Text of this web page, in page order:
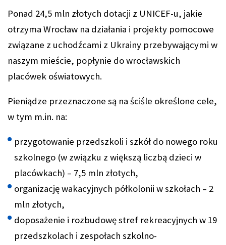
Ponad 24,5 mln złotych dotacji z UNICEF-u, jakie
otrzyma Wrocław na działania i projekty pomocowe
związane z uchodźcami z Ukrainy przebywającymi w
naszym mieście, popłynie do wrocławskich
placówek oświatowych.
Pieniądze przeznaczone są na ściśle określone cele,
w tym m.in. na:
przygotowanie przedszkoli i szkół do nowego roku
szkolnego (w związku z większą liczbą dzieci w
placówkach) – 7,5 mln złotych,
organizację wakacyjnych półkolonii w szkołach – 2
mln złotych,
doposażenie i rozbudowę stref rekreacyjnych w 19
przedszkolach i zespołach szkolno-